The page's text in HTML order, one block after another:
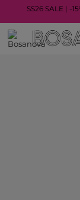
SS26 SALE | -